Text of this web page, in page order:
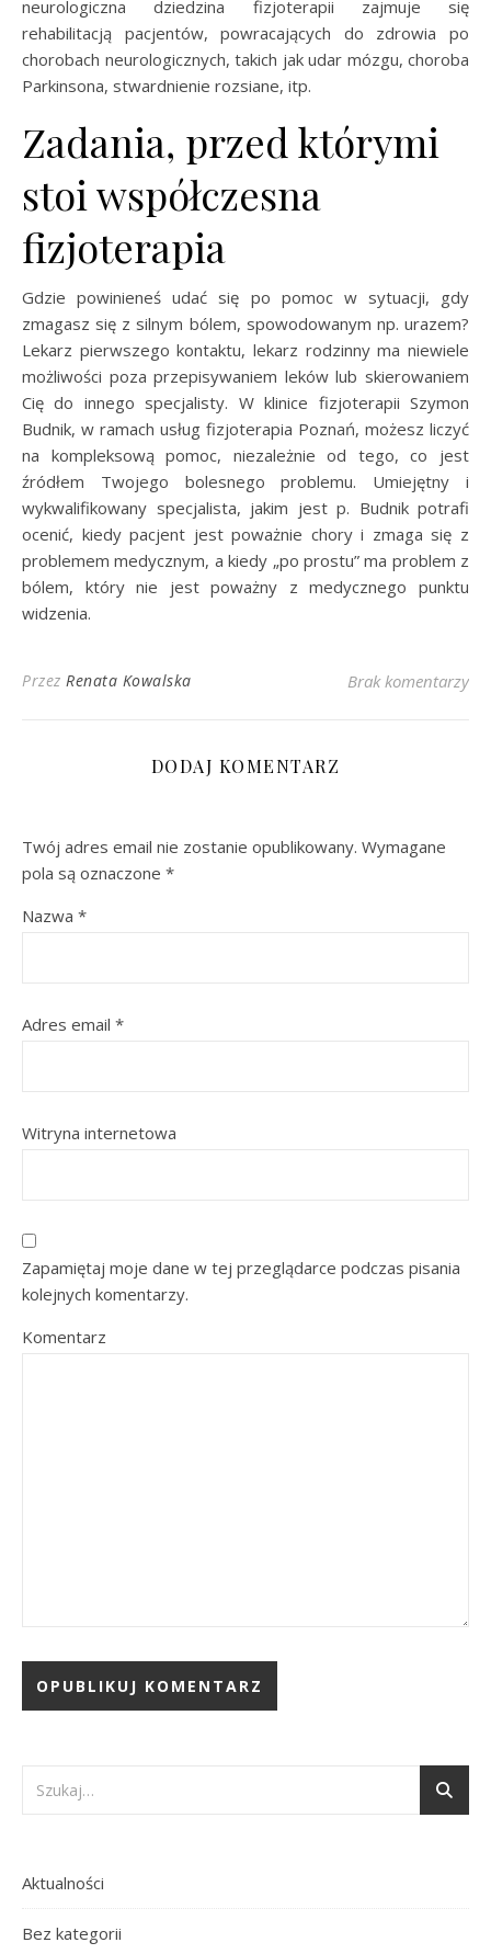
neurologiczna dziedzina fizjoterapii zajmuje się
rehabilitacją pacjentów, powracających do zdrowia po
chorobach neurologicznych, takich jak udar mózgu, choroba
Parkinsona, stwardnienie rozsiane, itp.
Zadania, przed którymi
stoi współczesna
fizjoterapia
Gdzie powinieneś udać się po pomoc w sytuacji, gdy
zmagasz się z silnym bólem, spowodowanym np. urazem?
Lekarz pierwszego kontaktu, lekarz rodzinny ma niewiele
możliwości poza przepisywaniem leków lub skierowaniem
Cię do innego specjalisty. W klinice fizjoterapii Szymon
Budnik, w ramach usług fizjoterapia Poznań, możesz liczyć
na kompleksową pomoc, niezależnie od tego, co jest
źródłem Twojego bolesnego problemu. Umiejętny i
wykwalifikowany specjalista, jakim jest p. Budnik potrafi
ocenić, kiedy pacjent jest poważnie chory i zmaga się z
problemem medycznym, a kiedy „po prostu” ma problem z
bólem, który nie jest poważny z medycznego punktu
widzenia.
Przez Renata Kowalska Brak komentarzy
DODAJ KOMENTARZ
Twój adres email nie zostanie opublikowany. Wymagane
pola są oznaczone *
Nazwa *
Adres email *
Witryna internetowa
Zapamiętaj moje dane w tej przeglądarce podczas pisania
kolejnych komentarzy.
Komentarz
Aktualności
Bez kategorii